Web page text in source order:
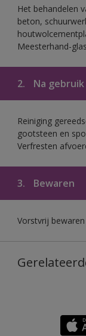
Het behandelen
beton,
Meesterhand-
2. Na gebruik
Reiniging
gootsteen en
Verfresten
3. Bewaren
Vorstvrij bewaren